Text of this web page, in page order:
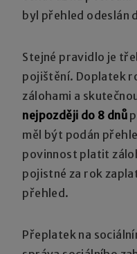
byl přehled odeslán
Stejné pravidlo je
pojištění. Doplatek
zálohami a
nejpozději do 8 dnů
měl být podán
povinnost platit
pojistné za rok
přehled.
Přeplatek na